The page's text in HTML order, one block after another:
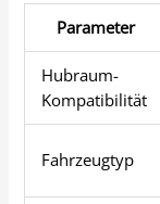
Parameter
Hubraum-
Kompatibilität
Fahrzeugtyp